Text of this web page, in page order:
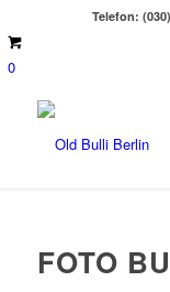
Telefon:
0
FOTO